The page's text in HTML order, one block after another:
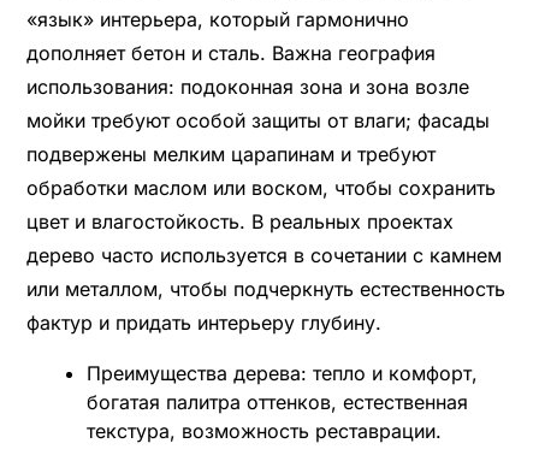
«язык» интерьера, который гармонично
дополняет бетон и сталь. Важна география
использования: подоконная зона и зона возле
мойки требуют особой защиты от влаги; фасады
подвержены мелким царапинам и требуют
обработки маслом или воском, чтобы сохранить
цвет и влагостойкость. В реальных проектах
дерево часто используется в сочетании с камнем
или металлом, чтобы подчеркнуть естественность
фактур и придать интерьеру глубину.
Преимущества дерева: тепло и комфорт,
богатая палитра оттенков, естественная
текстура, возможность реставрации.